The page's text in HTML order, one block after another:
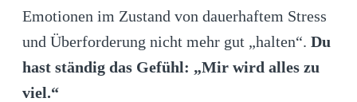
Emotionen im Zustand von dauerhaftem Stress
und Überforderung nicht mehr gut „halten“. Du
hast ständig das Gefühl: „Mir wird alles zu
viel.“